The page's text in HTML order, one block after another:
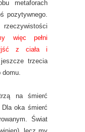
metaforach
pozytywnego.
więc pełni
z ciała i
trzecia
na śmierć
oka śmierć
Świat